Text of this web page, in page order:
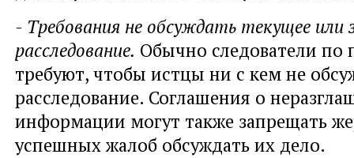
- Требования не обсуждать текущее или
расследование. Обычно следователи по
требуют, чтобы истцы ни с кем не
расследование. Соглашения о
информации могут также запрещать
успешных жалоб обсуждать их дело.